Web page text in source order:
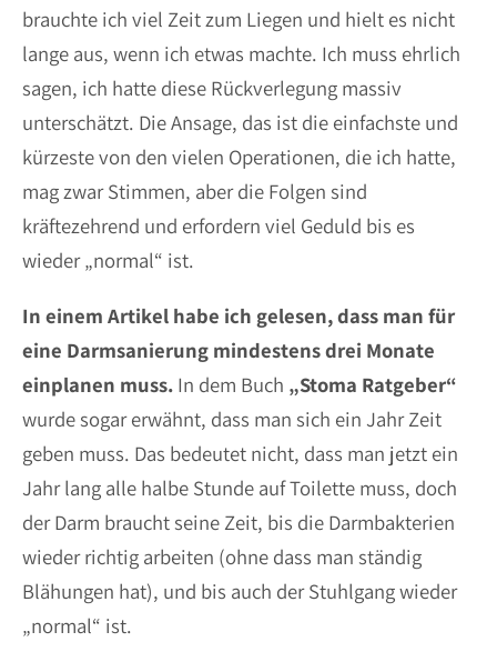
brauchte ich viel Zeit zum Liegen und hielt es nicht
lange aus, wenn ich etwas machte. Ich muss ehrlich
sagen, ich hatte diese Rückverlegung massiv
unterschätzt. Die Ansage, das ist die einfachste und
kürzeste von den vielen Operationen, die ich hatte,
mag zwar Stimmen, aber die Folgen sind
kräftezehrend und erfordern viel Geduld bis es
wieder „normal“ ist.
In einem Artikel habe ich gelesen, dass man für
eine Darmsanierung mindestens drei Monate
einplanen muss. In dem Buch „Stoma Ratgeber“
wurde sogar erwähnt, dass man sich ein Jahr Zeit
geben muss. Das bedeutet nicht, dass man jetzt ein
Jahr lang alle halbe Stunde auf Toilette muss, doch
der Darm braucht seine Zeit, bis die Darmbakterien
wieder richtig arbeiten (ohne dass man ständig
Blähungen hat), und bis auch der Stuhlgang wieder
„normal“ ist.